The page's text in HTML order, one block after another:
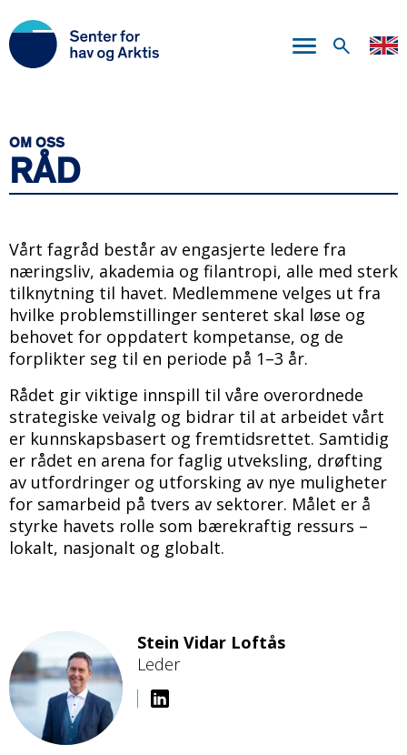
til
hovedinnhold
OM OSS
RÅD
Vårt fagråd består av engasjerte ledere fra
næringsliv, akademia og filantropi, alle med sterk
tilknytning til havet. Medlemmene velges ut fra
hvilke problemstillinger senteret skal løse og
behovet for oppdatert kompetanse, og de
forplikter seg til en periode på 1–3 år.
Rådet gir viktige innspill til våre overordnede
strategiske veivalg og bidrar til at arbeidet vårt
er kunnskapsbasert og fremtidsrettet. Samtidig
er rådet en arena for faglig utveksling, drøfting
av utfordringer og utforsking av nye muligheter
for samarbeid på tvers av sektorer. Målet er å
styrke havets rolle som bærekraftig ressurs –
lokalt, nasjonalt og globalt.
B
i
l
d
Stein Vidar Loftås
Leder